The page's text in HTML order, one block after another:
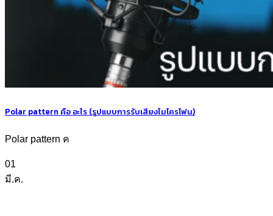
Polar pattern คือ อะไร (รูปแบบการรับเสียงไมโครโฟน)
Polar pattern ค
01
มี.ค.